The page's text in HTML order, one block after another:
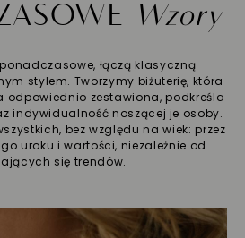
Wzory
łączą klasyczną
stylem. Tworzymy biżuterię, która
odpowiednio zestawiona, podkreśla
indywidualność noszącej je osoby.
bez względu na wiek: przez
uroku i wartości, niezależnie od
się trendów.